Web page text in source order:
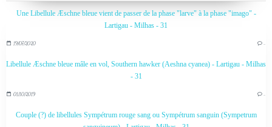
Une Libellule Æschne bleue vient de passer de la phase "larve" à la phase "imago" -
Lartigau - Milhas - 31
19/07/2020 …
Libellule Æschne bleue mâle en vol, Southern hawker (Aeshna cyanea) - Lartigau - Milhas
- 31
01/10/2019 …
Couple (?) de libellules Sympétrum rouge sang ou Sympétrum sanguin (Sympetrum